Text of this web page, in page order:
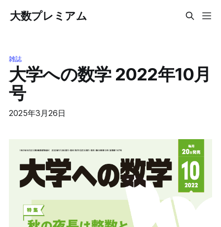
大数プレミアム
雑誌
大学への数学 2022年10月
号
2025年3月26日